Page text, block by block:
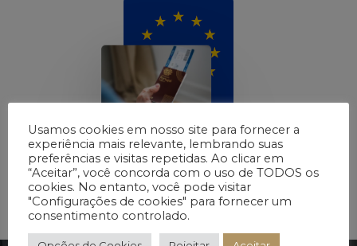
Usamos cookies em nosso site para fornecer a
experiência mais relevante, lembrando suas
preferências e visitas repetidas. Ao clicar em
“Aceitar”, você concorda com o uso de TODOS os
cookies. No entanto, você pode visitar
"Configurações de cookies" para fornecer um
consentimento controlado.